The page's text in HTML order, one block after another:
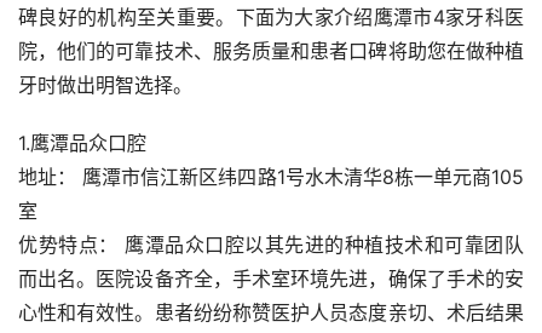
碑良好的机构至关重要。下面为大家介绍鹰潭市4家牙科医
院，他们的可靠技术、服务质量和患者口碑将助您在做种植
牙时做出明智选择。
1.鹰潭品众口腔
地址： 鹰潭市信江新区纬四路1号水木清华8栋一单元商105
室
优势特点： 鹰潭品众口腔以其先进的种植技术和可靠团队
而出名。医院设备齐全，手术室环境先进，确保了手术的安
心性和有效性。患者纷纷称赞医护人员态度亲切、术后结果